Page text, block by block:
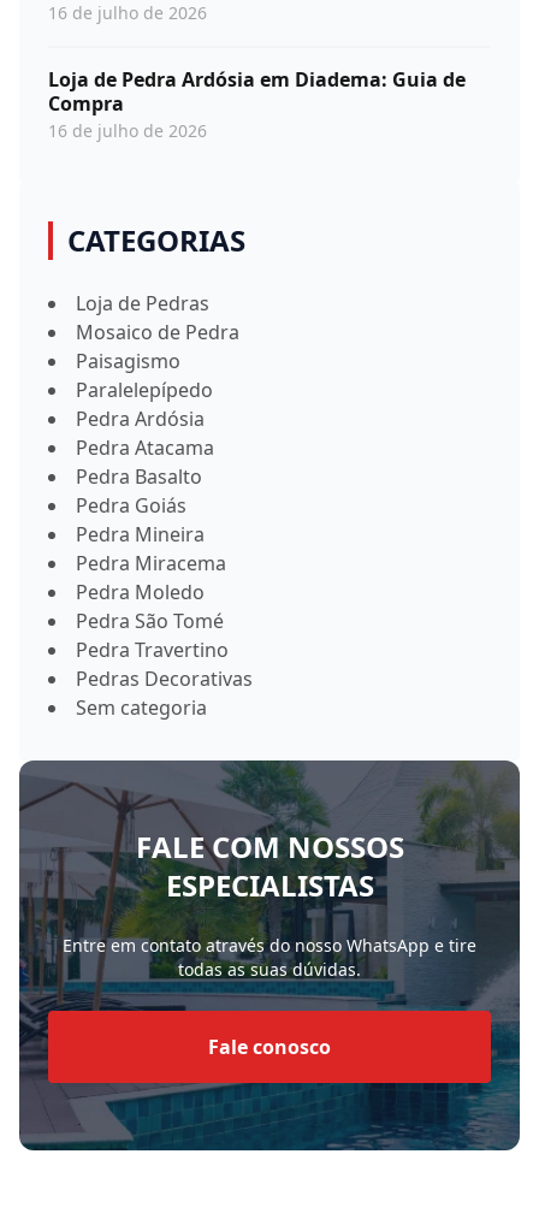
16 de julho de 2026
Loja de Pedra Ardósia em Diadema: Guia de
Compra
16 de julho de 2026
CATEGORIAS
Loja de Pedras
Mosaico de Pedra
Paisagismo
Paralelepípedo
Pedra Ardósia
Pedra Atacama
Pedra Basalto
Pedra Goiás
Pedra Mineira
Pedra Miracema
Pedra Moledo
Pedra São Tomé
Pedra Travertino
Pedras Decorativas
Sem categoria
FALE COM NOSSOS
ESPECIALISTAS
Entre em contato através do nosso WhatsApp e tire
todas as suas dúvidas.
Fale conosco